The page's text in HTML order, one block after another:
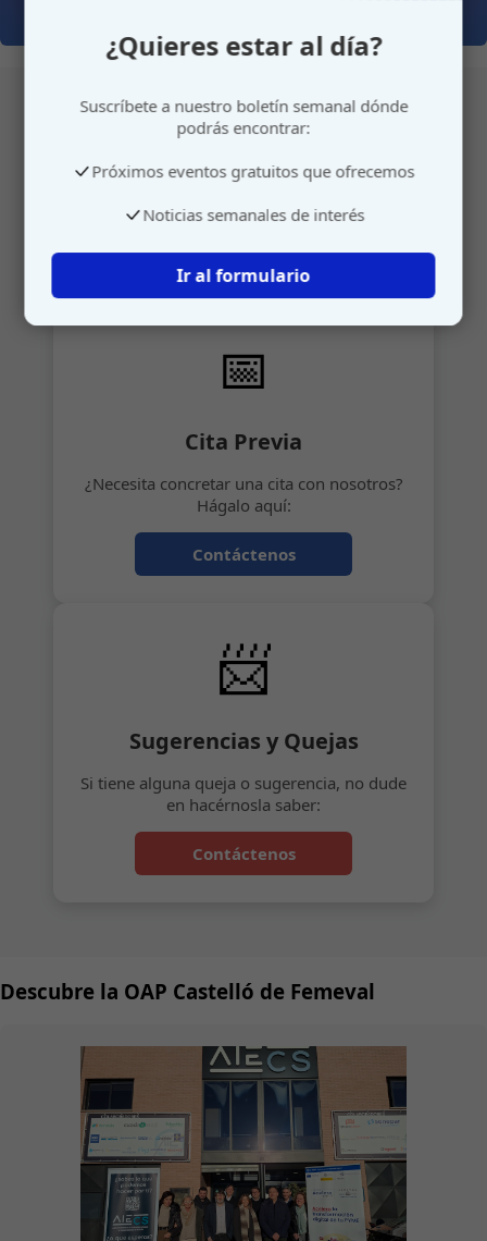
Atención personalizada
Gestione su cita o envíenos sus sugerencias de
📅
Cita Previa
¿Necesita concretar una cita con nosotros?
Hágalo aquí:
Contáctenos
📨
Sugerencias y Quejas
Si tiene alguna queja o sugerencia, no dude
en hacérnosla saber:
Contáctenos
Descubre la OAP Castelló de Femeval
¿Quieres estar al día?
Suscríbete a nuestro boletín semanal dónde
podrás encontrar:
Próximos eventos gratuitos que ofrecemos
Noticias semanales de interés
Ir al formulario